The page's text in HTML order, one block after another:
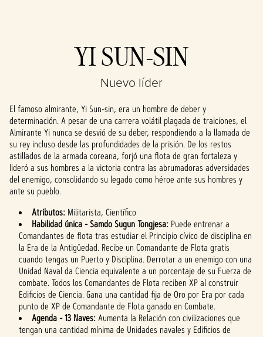
Accept
jugar, aceptas
lapolítica de
privacidad de
YouTubey la
transferencia
de datos a los
servidores de
Google.
YI SUN-SIN
Nuevo líder
El famoso almirante, Yi Sun-sin, era un hombre de deber y
determinación. A pesar de una carrera volátil plagada de traiciones, el
Almirante Yi nunca se desvió de su deber, respondiendo a la llamada de
su rey incluso desde las profundidades de la prisión. De los restos
astillados de la armada coreana, forjó una flota de gran fortaleza y
lideró a sus hombres a la victoria contra las abrumadoras adversidades
del enemigo, consolidando su legado como héroe ante sus hombres y
ante su pueblo.
Atributos: Militarista, Científico
Habilidad única - Samdo Sugun Tongjesa: Puede entrenar a
Comandantes de flota tras estudiar el Principio cívico de disciplina en
la Era de la Antigüedad. Recibe un Comandante de Flota gratis
cuando tengas un Puerto y Disciplina. Derrotar a un enemigo con una
Unidad Naval da Ciencia equivalente a un porcentaje de su Fuerza de
combate. Todos los Comandantes de Flota reciben XP al construir
Edificios de Ciencia. Gana una cantidad fija de Oro por Era por cada
punto de XP de Comandante de Flota ganado en Combate.
Agenda - 13 Naves:Aumenta la Relación con civilizaciones que
tengan una cantidad mínima de Unidades navales y Edificios de